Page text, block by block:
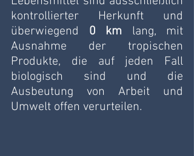
kontrollierter Herkunft und
überwiegend 0 km lang, mit
Ausnahme der tropischen
Produkte, die auf jeden Fall
biologisch sind und die
Ausbeutung von Arbeit und
Umwelt offen verurteilen.